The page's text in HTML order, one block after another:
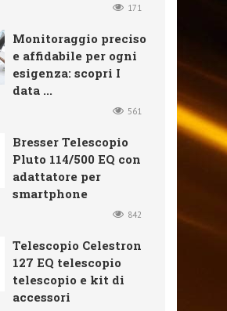
171
Monitoraggio preciso
e affidabile per ogni
esigenza: scopri I
data ...
561
Bresser Telescopio
Pluto 114/500 EQ con
adattatore per
smartphone
842
Telescopio Celestron
127 EQ telescopio
telescopio e kit di
accessori